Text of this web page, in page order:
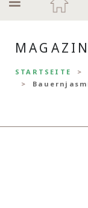
MAGAZIN
STARTSEITE